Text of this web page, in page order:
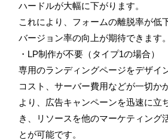
ハードルが大幅に下がります。
これにより、フォームの離脱率が低
バージョン率の向上が期待できます。
・LP制作が不要（タイプ1の場合）
専用のランディングページをデザイ
コスト、サーバー費用などが一切か
より、広告キャンペーンを迅速に立
き、リソースを他のマーケティング
とが可能です。